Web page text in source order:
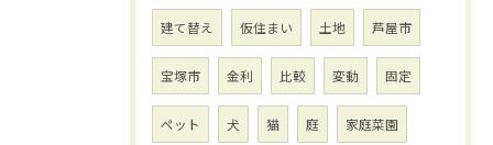
建て替え 仮住まい 土地 芦屋市
宝塚市 金利 比較 変動 固定
ペット 犬 猫 庭 家庭菜園